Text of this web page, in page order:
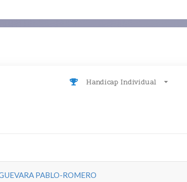
Handicap Individual
PABLO-ROMERO